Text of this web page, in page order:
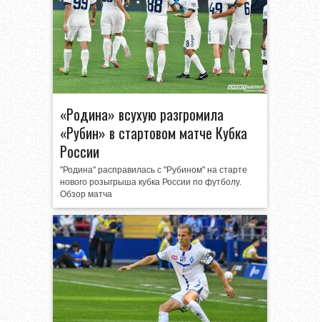
«Родина» всухую разгромила
«Рубин» в стартовом матче Кубка
России
"Родина" расправилась с "Рубином" на старте
нового розыгрыша кубка России по футболу.
Обзор матча